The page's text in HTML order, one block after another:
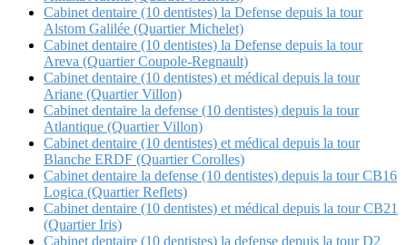
Cabinet dentaire (10 dentistes) la Defense depuis la tour
Alstom Galilée (Quartier Michelet)
Cabinet dentaire (10 dentistes) la Defense depuis la tour
Areva (Quartier Coupole-Regnault)
Cabinet dentaire (10 dentistes) et médical depuis la tour
Ariane (Quartier Villon)
Cabinet dentaire la defense (10 dentistes) depuis la tour
Atlantique (Quartier Villon)
Cabinet dentaire (10 dentistes) et médical depuis la tour
Blanche ERDF (Quartier Corolles)
Cabinet dentaire la defense (10 dentistes) depuis la tour CB16
Logica (Quartier Reflets)
Cabinet dentaire (10 dentistes) et médical depuis la tour CB21
(Quartier Iris)
Cabinet dentaire (10 dentistes) la defense depuis la tour D2